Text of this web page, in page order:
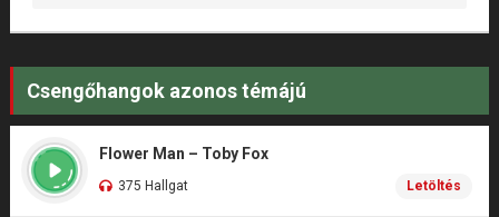
Csengőhangok azonos témájú
Flower Man – Toby Fox
375 Hallgat Letöltés